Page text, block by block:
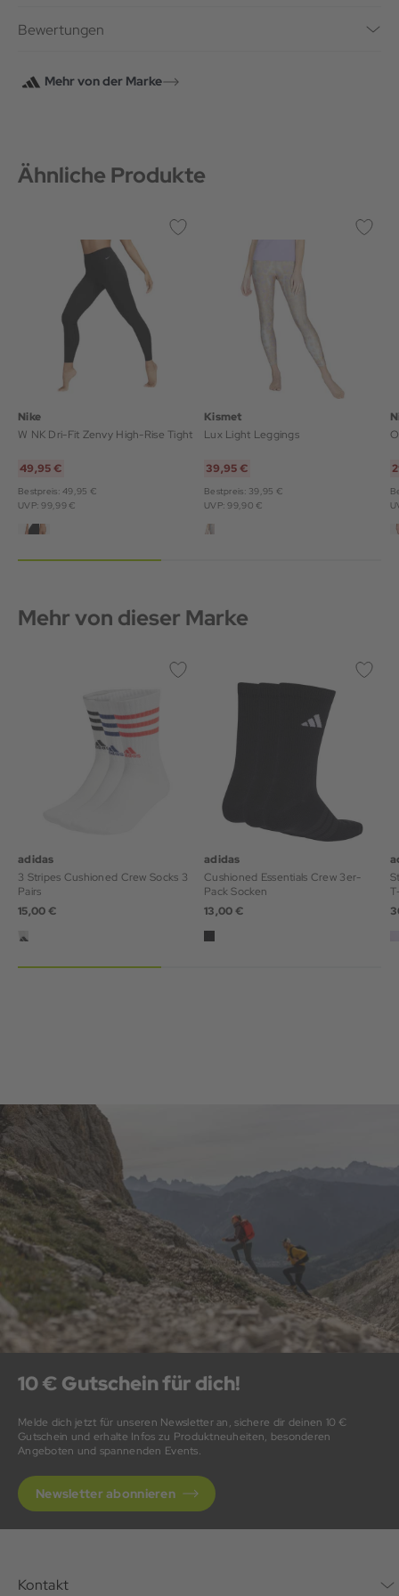
Bewertungen
Mehr von der Marke
Ähnliche Produkte
Nike
W NK Dri-Fit Zenvy High-Rise Tight
49,95 €
Bestpreis: 49,95 €
UVP: 99,99 €
Kismet
Lux Light Leggings
39,95 €
Bestpreis: 39,95 €
UVP: 99,90 €
Mehr von dieser Marke
adidas
3 Stripes Cushioned Crew Socks 3
Pairs
15,00 €
adidas
Cushioned Essentials Crew 3er-
Pack Socken
13,00 €
10 € Gutschein für dich!
Melde dich jetzt für unseren Newsletter an, sichere dir deinen 10 €
Gutschein und erhalte Infos zu Produktneuheiten, besonderen
Angeboten und spannenden Events.
Newsletter abonnieren
Kontakt